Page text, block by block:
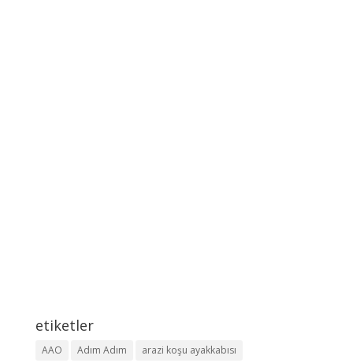
etiketler
AAO Adım Adım
arazi koşu ayakkabısı